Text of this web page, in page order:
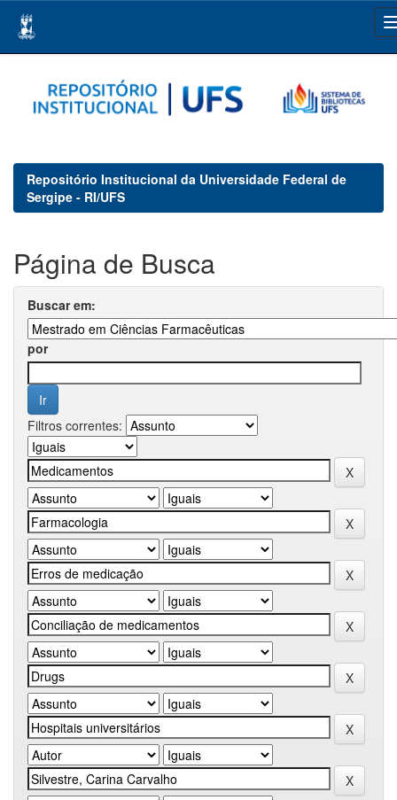
navigation
Repositório Institucional da Universidade Federal de
Sergipe - RI/UFS
Página de Busca
Buscar em:
por
Filtros correntes: